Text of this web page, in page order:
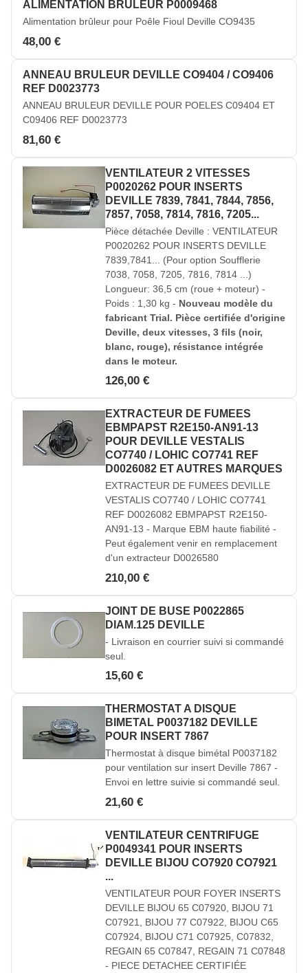
ALIMENTATION BRULEUR P0009468
Alimentation brûleur pour Poêle Fioul Deville CO9435
48,00 €
ANNEAU BRULEUR DEVILLE CO9404 / CO9406
REF D0023773
ANNEAU BRULEUR DEVILLE POUR POELES C09404 ET
C09406 REF D0023773
81,60 €
VENTILATEUR 2 VITESSES
P0020262 POUR INSERTS
DEVILLE 7839, 7841, 7844, 7856,
7857, 7058, 7814, 7816, 7205...
Pièce détachée Deville : VENTILATEUR
P0020262 POUR INSERTS DEVILLE
7839,7841... (Pour option Soufflerie
7038, 7058, 7205, 7816, 7814 ...)
Longueur: 36,5 cm (roue + moteur) -
Poids : 1,30 kg - Nouveau modèle du
fabricant Trial. Pièce certifiée d'origine
Deville, deux vitesses, 3 fils (noir,
blanc, rouge), résistance intégrée
dans le moteur.
126,00 €
EXTRACTEUR DE FUMEES
EBMPAPST R2E150-AN91-13
POUR DEVILLE VESTALIS
CO7740 / LOHIC CO7741 REF
D0026082 ET AUTRES MARQUES
EXTRACTEUR DE FUMEES DEVILLE
VESTALIS CO7740 / LOHIC CO7741
REF D0026082 EBMPAPST R2E150-
AN91-13 - Marque EBM haute fiabilité -
Peut également venir en remplacement
d'un extracteur D0026580
210,00 €
JOINT DE BUSE P0022865
DIAM.125 DEVILLE
- Livraison en courrier suivi si commandé
seul.
15,60 €
THERMOSTAT A DISQUE
BIMETAL P0037182 DEVILLE
POUR INSERT 7867
Thermostat à disque bimétal P0037182
pour ventilation sur insert Deville 7867 -
Envoi en lettre suivie si commandé seul.
21,60 €
VENTILATEUR CENTRIFUGE
P0049341 POUR INSERTS
DEVILLE BIJOU CO7920 CO7921
...
VENTILATEUR POUR FOYER INSERTS
DEVILLE BIJOU 65 C07920, BIJOU 71
C07921, BIJOU 77 C07922, BIJOU C65
C07924, BIJOU C71 C07925, C07832,
REGAIN 65 C07847, REGAIN 71 C07848
- PIECE DETACHEE CERTIFIÉE